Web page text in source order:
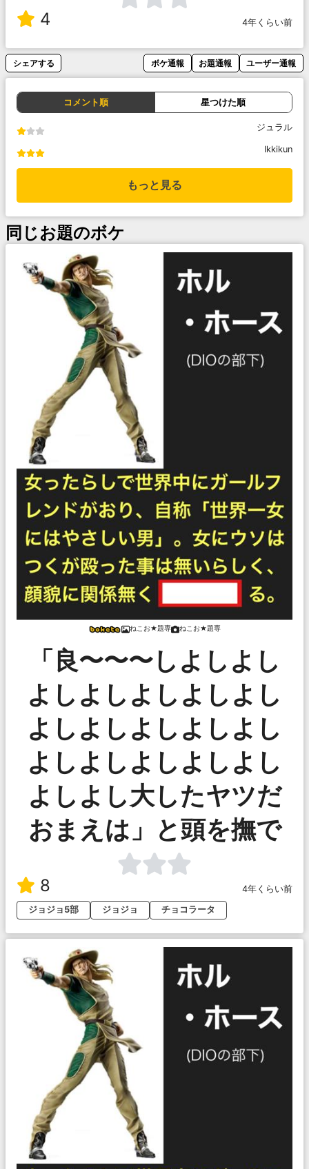
4 4年くらい前
シェアする ボケ通報 お題通報 ユーザー通報
コメント順 星つけた順
ジュラル
Ikkikun
もっと見る
同じお題のボケ
ねこお★題専 ねこお★題専
「良〜〜〜しよしよし
よしよしよしよしよし
よしよしよしよしよし
よしよしよしよしよし
よしよし大したヤツだ
おまえは」と頭を撫で
8
4年くらい前
ジョジョ5部
ジョジョ チョコラータ